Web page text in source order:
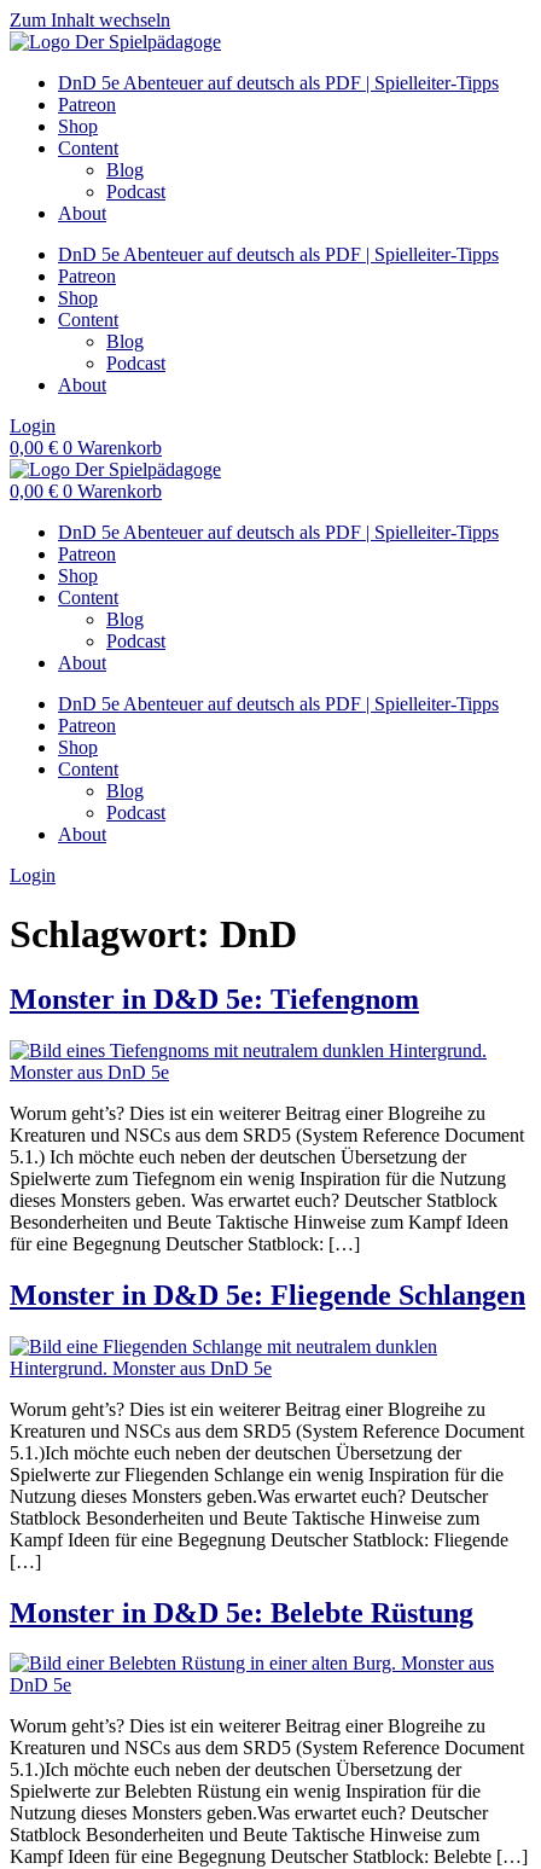
Zum Inhalt wechseln
DnD 5e Abenteuer auf deutsch als PDF | Spielleiter-Tipps
Patreon
Shop
Content
Blog
Podcast
About
DnD 5e Abenteuer auf deutsch als PDF | Spielleiter-Tipps
Patreon
Shop
Content
Blog
Podcast
About
Login
0,00 € 0 Warenkorb
0,00 € 0 Warenkorb
DnD 5e Abenteuer auf deutsch als PDF | Spielleiter-Tipps
Patreon
Shop
Content
Blog
Podcast
About
DnD 5e Abenteuer auf deutsch als PDF | Spielleiter-Tipps
Patreon
Shop
Content
Blog
Podcast
About
Login
Schlagwort: DnD
Monster in D&D 5e: Tiefengnom
Worum geht’s? Dies ist ein weiterer Beitrag einer Blogreihe zu
Kreaturen und NSCs aus dem SRD5 (System Reference Document
5.1.) Ich möchte euch neben der deutschen Übersetzung der
Spielwerte zum Tiefegnom ein wenig Inspiration für die Nutzung
dieses Monsters geben. Was erwartet euch? Deutscher Statblock
Besonderheiten und Beute Taktische Hinweise zum Kampf Ideen
für eine Begegnung Deutscher Statblock: […]
Monster in D&D 5e: Fliegende Schlangen
Worum geht’s? Dies ist ein weiterer Beitrag einer Blogreihe zu
Kreaturen und NSCs aus dem SRD5 (System Reference Document
5.1.)Ich möchte euch neben der deutschen Übersetzung der
Spielwerte zur Fliegenden Schlange ein wenig Inspiration für die
Nutzung dieses Monsters geben.Was erwartet euch? Deutscher
Statblock Besonderheiten und Beute Taktische Hinweise zum
Kampf Ideen für eine Begegnung Deutscher Statblock: Fliegende
[…]
Monster in D&D 5e: Belebte Rüstung
Worum geht’s? Dies ist ein weiterer Beitrag einer Blogreihe zu
Kreaturen und NSCs aus dem SRD5 (System Reference Document
5.1.)Ich möchte euch neben der deutschen Übersetzung der
Spielwerte zur Belebten Rüstung ein wenig Inspiration für die
Nutzung dieses Monsters geben.Was erwartet euch? Deutscher
Statblock Besonderheiten und Beute Taktische Hinweise zum
Kampf Ideen für eine Begegnung Deutscher Statblock: Belebte […]